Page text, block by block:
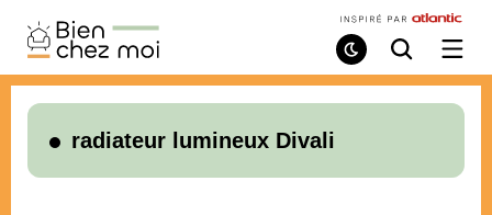
Bien
Chez
Moi
Mode
de
Recherche
/
le
radiateur lumineux Divali